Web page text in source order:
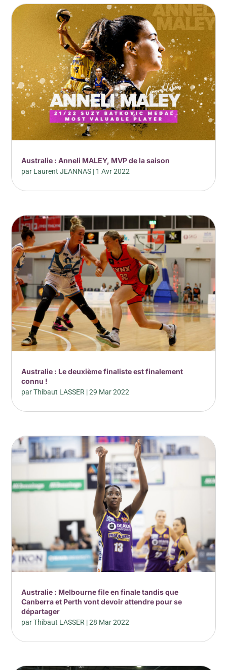
Australie : Anneli MALEY, MVP de la saison
par Laurent JEANNAS | 1 Avr 2022
Australie : Le deuxième finaliste est finalement
connu !
parThibaut LASSER |29 Mar 2022
Australie : Melbourne file en finale tandis que
Canberra et Perth vont devoir attendre pour se
départager
parThibaut LASSER |28 Mar 2022